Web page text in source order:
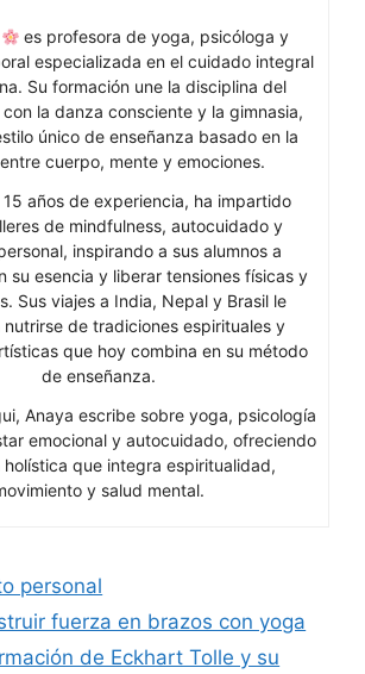
es profesora de yoga, psicóloga y
especializada en el cuidado integral
Su formación une la disciplina del
con la danza consciente y la gimnasia,
único de enseñanza basado en la
cuerpo, mente y emociones.
años de experiencia, ha impartido
de mindfulness, autocuidado y
inspirando a sus alumnos a
su esencia y liberar tensiones físicas y
Sus viajes a India, Nepal y Brasil le
nutrirse de tradiciones espirituales y
que hoy combina en su método
de enseñanza.
Anaya escribe sobre yoga, psicología
emocional y autocuidado, ofreciendo
holística que integra espiritualidad,
y salud mental.
personal
fuerza en brazos con yoga
de Eckhart Tolle y su